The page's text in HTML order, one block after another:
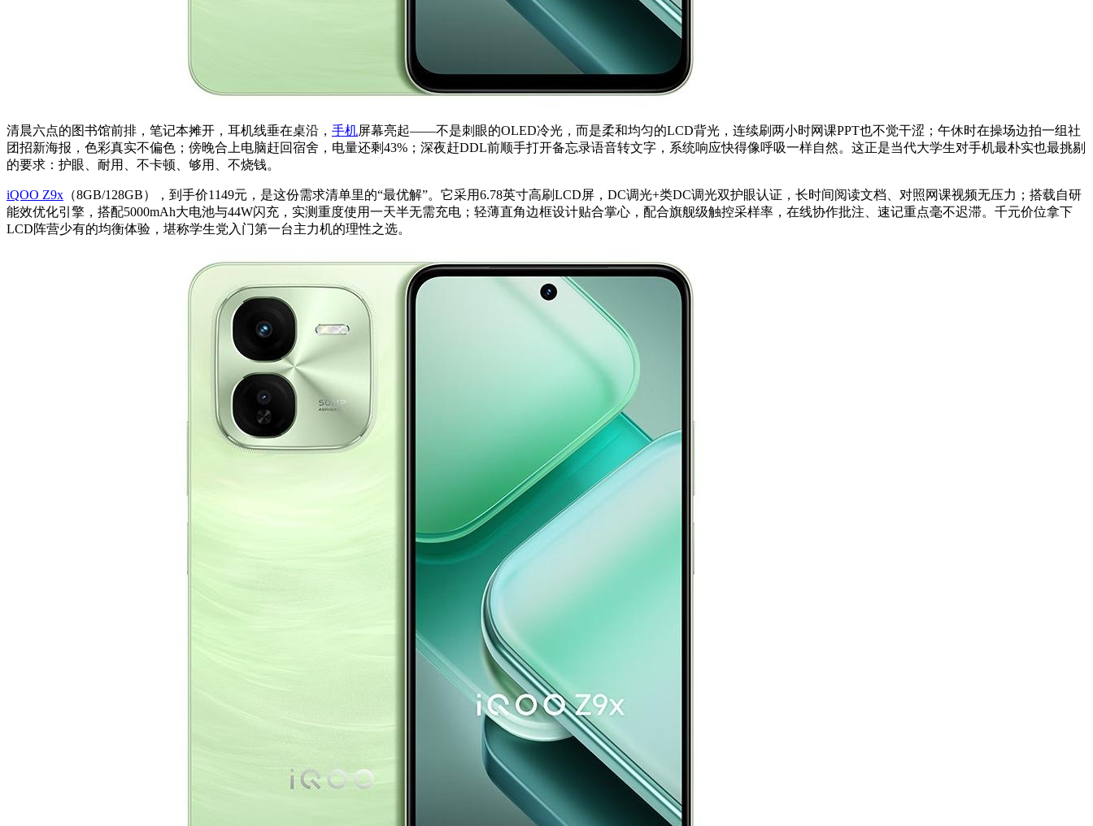
清晨六点的图书馆前排，笔记本摊开，耳机线垂在桌沿， 手机屏幕亮起——不是刺眼的OLED冷光，而是柔和均匀的LCD背光，连续刷两小时网课PPT也不觉干涩；午休时在操场边拍一组社
团招新海报，色彩真实不偏色；傍晚合上电脑赶回宿舍，电量还剩43%；深夜赶DDL前顺手打开备忘录语音转文字，系统响应快得像呼吸一样自然。这正是当代大学生对手机最朴实也最挑剔
的要求：护眼、耐用、不卡顿、够用、不烧钱。
iQOO Z9x （8GB/128GB），到手价1149元，是这份需求清单里的“最优解”。它采用6.78英寸高刷LCD屏，DC调光+类DC调光双护眼认证，长时间阅读文档、对照网课视频无压力；搭载自研
能效优化引擎，搭配5000mAh大电池与44W闪充，实测重度使用一天半无需充电；轻薄直角边框设计贴合掌心，配合旗舰级触控采样率，在线协作批注、速记重点毫不迟滞。千元价位拿下
LCD阵营少有的均衡体验，堪称学生党入门第一台主力机的理性之选。